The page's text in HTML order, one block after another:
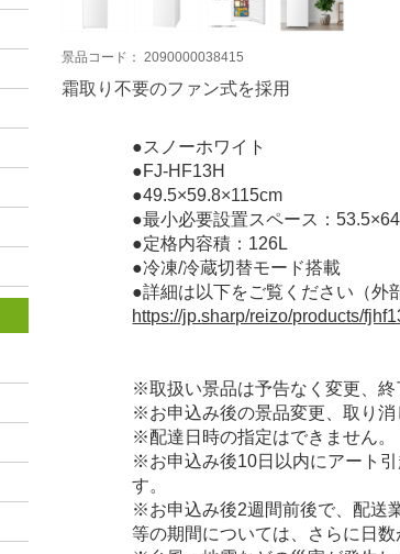
景品コード： 2090000038415
霜取り不要のファン式を採用
●スノーホワイト
●FJ-HF13H
●49.5×59.8×115cm
●最小必要設置スペース：
●定格内容積：126L
●冷凍/冷蔵切替モード搭載
●詳細は以下をご覧ください（外
https://jp.sharp/reizo/products/
※取扱い景品は予告なく変更、終
※お申込み後の景品変更、取り消
※配達日時の指定はできません。
※お申込み後10日以内にアート
す。
※お申込み後2週間前後で、配送
等の期間については、さらに日数